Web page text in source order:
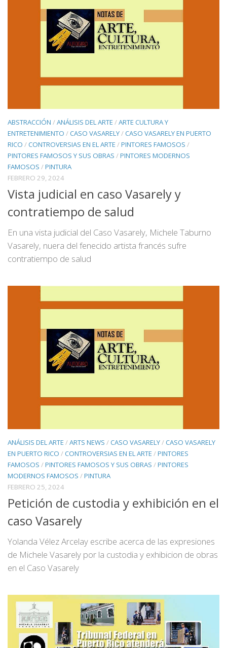
ABSTRACCIÓN /ANÁLISIS DEL ARTE /ARTE CULTURA Y
ENTRETENIMIENTO /CASO VASARELY/CASO VASARELY EN PUERTO
RICO /CONTROVERSIAS EN EL ARTE /PINTORES FAMOSOS /
PINTORES FAMOSOS Y SUS OBRAS /PINTORES MODERNOS
FAMOSOS /PINTURA
FEBRERO 29, 2024
Vista judicial en caso Vasarely y
contratiempo de salud
En una vista judicial del Caso Vasarely, Michele Taburno
Vasarely, nuera del fenecido artista francés sufre
contratiempo de salud
ANÁLISIS DEL ARTE /ARTS NEWS /CASO VASARELY/CASO VASARELY
EN PUERTO RICO /CONTROVERSIAS EN EL ARTE /PINTORES
FAMOSOS /PINTORES FAMOSOS Y SUS OBRAS /PINTORES
MODERNOS FAMOSOS /PINTURA
FEBRERO 25, 2024
Petición de custodia y exhibición en el
caso Vasarely
Yolanda Vélez Arcelay escribe acerca de las expresiones
de Michele Vasarely por la custodia y exhibicion de obras
en el Caso Vasarely